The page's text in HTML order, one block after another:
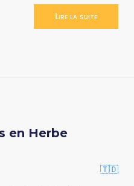
Lire la suite
en Herbe
🇹🇩